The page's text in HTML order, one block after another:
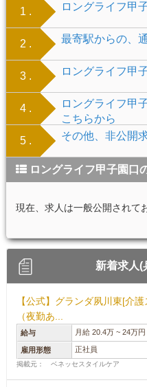
1 . ロングライフ甲
2 . 最寄駅からの、
3 . ロングライフ甲
4 .
ロングライフ甲
こちらから
5 .
その他、非公開
ロングライフ甲子園口
現在、求人は一般公開されて
新着求人(
【公式】グランダ夙川東[介
（夜勤あ...
給与 月給 20.4万 ~ 24万円
雇用形態 正社員
掲載元： ベネッセスタイルケア